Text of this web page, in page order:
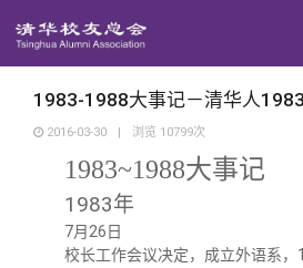
西南联大校友会
回馈母校
1983-1988大事记－清华人
2016-03-30 | 浏览 10799次
1983~1988大事记
1983年
7月26日
校长工作会议决定，成立外语系